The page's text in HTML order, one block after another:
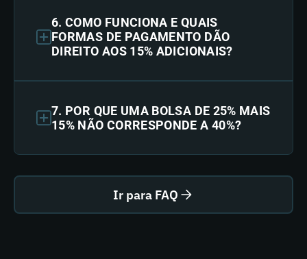
6. COMO FUNCIONA E QUAIS
FORMAS DE PAGAMENTO DÃO
DIREITO AOS 15% ADICIONAIS?
7. POR QUE UMA BOLSA DE 25% MAIS
15% NÃO CORRESPONDE A 40%?
Ir para FAQ